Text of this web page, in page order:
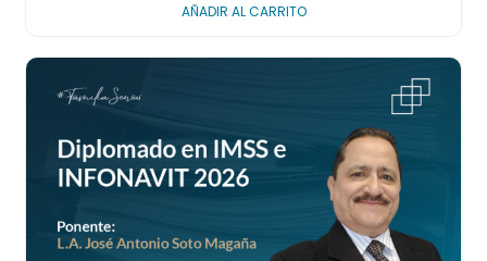
AÑADIR AL CARRITO